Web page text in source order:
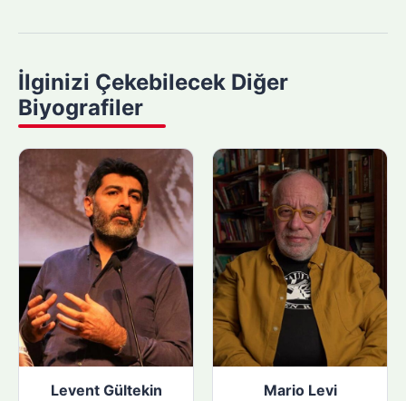
y
a
p
n
İlginizi Çekebilecek Diğer
Biyografiler
Levent Gültekin Mario Levi